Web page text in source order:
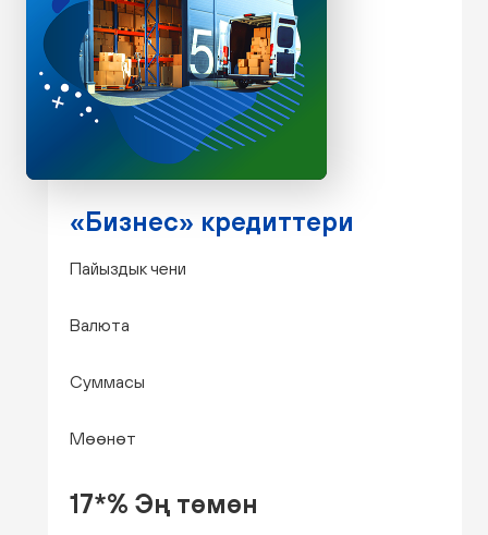
«Бизнес» кредиттери
Пайыздык чени
Валюта
Суммасы
Мөөнөт
17*% Эң төмөн